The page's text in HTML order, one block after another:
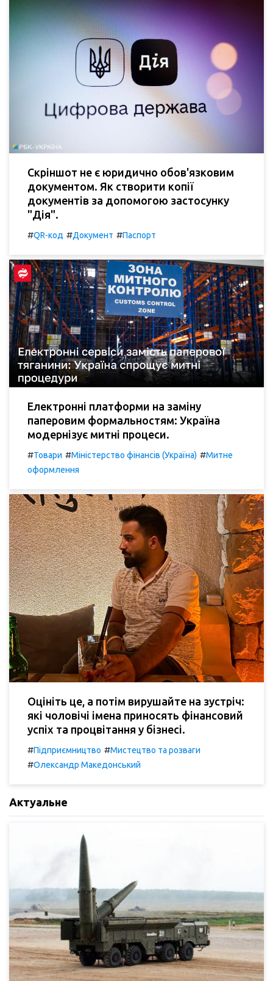
Скріншот не є юридично обов'язковим
документом. Як створити копії
документів за допомогою застосунку
"Дія".
#QR-код #Документ #Паспорт
Електронні платформи на заміну
паперовим формальностям: Україна
модернізує митні процеси.
#Товари #Міністерство фінансів (Україна) #Митне
оформлення
Оцініть це, а потім вирушайте на зустріч:
які чоловічі імена приносять фінансовий
успіх та процвітання у бізнесі.
#Підприємництво #Мистецтво та розваги
#Олександр Македонський
Актуальне